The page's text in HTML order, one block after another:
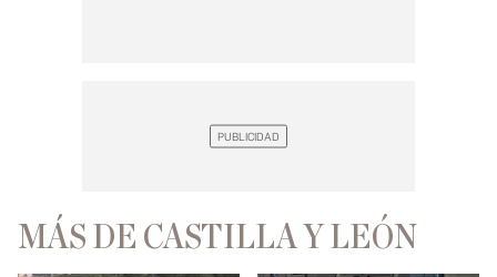
MÁS DE CASTILLA Y LEÓN